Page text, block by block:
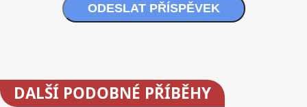
ODESLAT PŘÍSPĚVEK
DALŠÍ PODOBNÉ PŘÍBĚHY